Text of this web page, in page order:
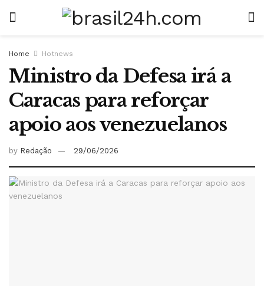
Home Hotnews
Ministro da Defesa irá a
Caracas para reforçar
apoio aos venezuelanos
by Redação 29/06/2026